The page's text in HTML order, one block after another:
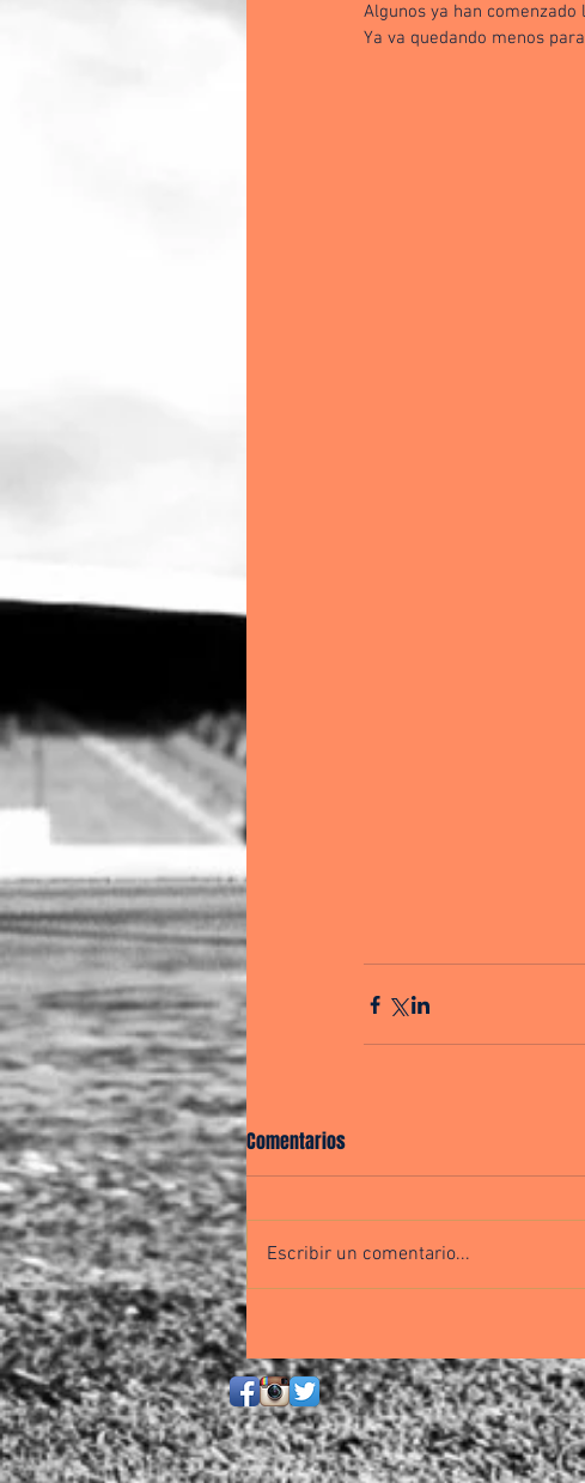
Algunos ya han
Ya va quedando menos
Comentarios
Escribir un comentario...